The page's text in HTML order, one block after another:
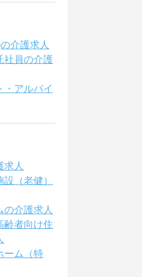
介護求人
社員の介護
・アルバイ
求人
（老健）
介護求人
齢者向け住
ーム（特